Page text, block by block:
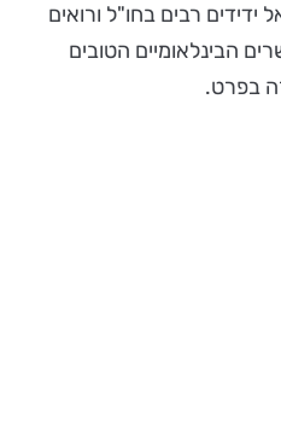
רבים בחו"ל ורואים
הבינלאומיים הטובים
בפרט.